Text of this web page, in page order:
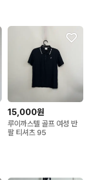
15,000원
루이까스텔 골프 여성 반
팔 티셔츠 95